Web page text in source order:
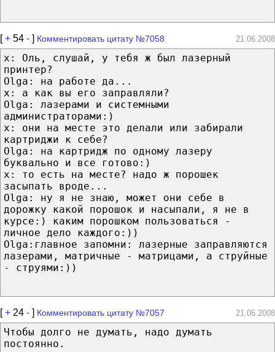
[+ 54 - ] Комментировать цитату №7058 21.06.2008
х: Оль, слушай, у тебя ж был лазерный
принтер?
Оlga: на работе да...
х: а как вы его заправляли?
Olga: лазерами и системными
администраторами:)
х: они на месте это делали или забирали
картриджи к себе?
Olga: на картридж по одному лазеру
буквально и все готово:)
х: то есть на месте? надо ж порошек
засыпать вроде...
Olga: ну я не знаю, может они себе в
дорожку какой порошок и насыпали, я не в
курсе:) каким порошком пользоваться -
личное дело каждого:))
Olga:главное запомни: лазерные заправляются
лазерами, матричные - матрицами, а струйные
- струями:))
[+ 24 - ] Комментировать цитату №7057 21.06.2008
Чтобы долго не думать, надо думать
постоянно.